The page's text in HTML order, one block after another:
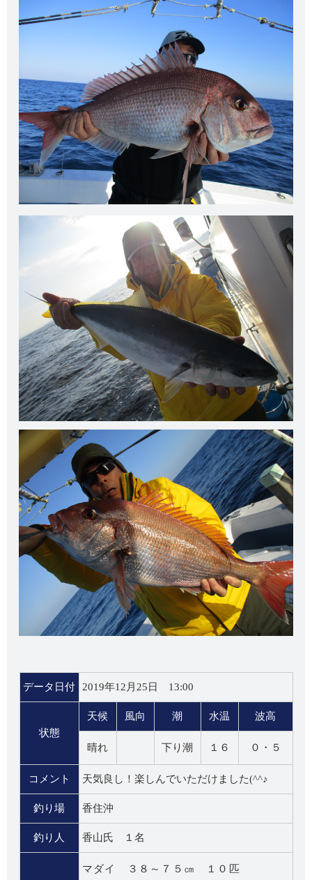
データ日付 2019年12月25日 13:00
状態
天候 風向 潮 水温 波高
晴れ 下り潮 １６ ０・５
コメント 天気良し！楽しんでいただけました(^^♪
釣り場 香住沖
釣り人 香山氏 １名
マダイ ３８～７５㎝ １０匹